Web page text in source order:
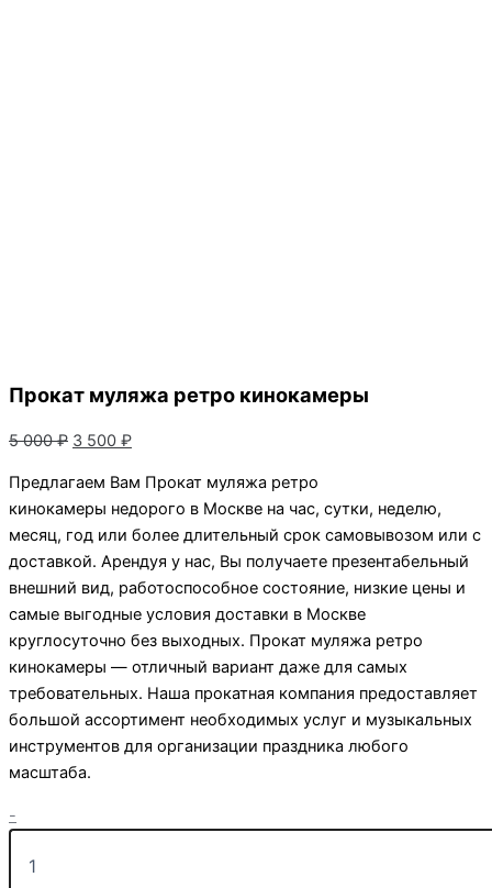
Прокат муляжа ретро кинокамеры
5 000₽ Первоначальная
составляла
5
000 ₽.
3 500 ₽Текущая
3
500 ₽.
Предлагаем Вам Прокат муляжа ретро
кинокамеры недорого в Москве на час, сутки, неделю,
месяц, год или более длительный срок самовывозом или с
доставкой. Арендуя у нас, Вы получаете презентабельный
внешний вид, работоспособное состояние, низкие цены и
самые выгодные условия доставки в Москве
круглосуточно без выходных. Прокат муляжа ретро
кинокамеры — отличный вариант даже для самых
требовательных. Наша прокатная компания предоставляет
большой ассортимент необходимых услуг и музыкальных
инструментов для организации праздника любого
масштаба.
-
товара
Прокат
муляжа